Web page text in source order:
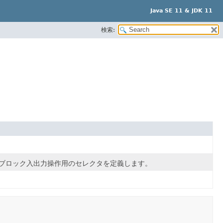
Java SE 11 & JDK 11
検索:
ック入出力操作用のセレクタを定義します。